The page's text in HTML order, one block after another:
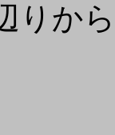
りか